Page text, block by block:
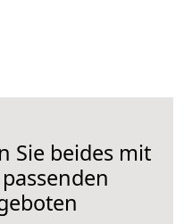
Sie beides mit